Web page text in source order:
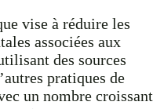
vise à réduire les
associées aux
des sources
pratiques de
un nombre croissant